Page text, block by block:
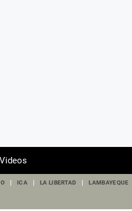
Videos
ICA LA LIBERTAD LAMBAYEQUE